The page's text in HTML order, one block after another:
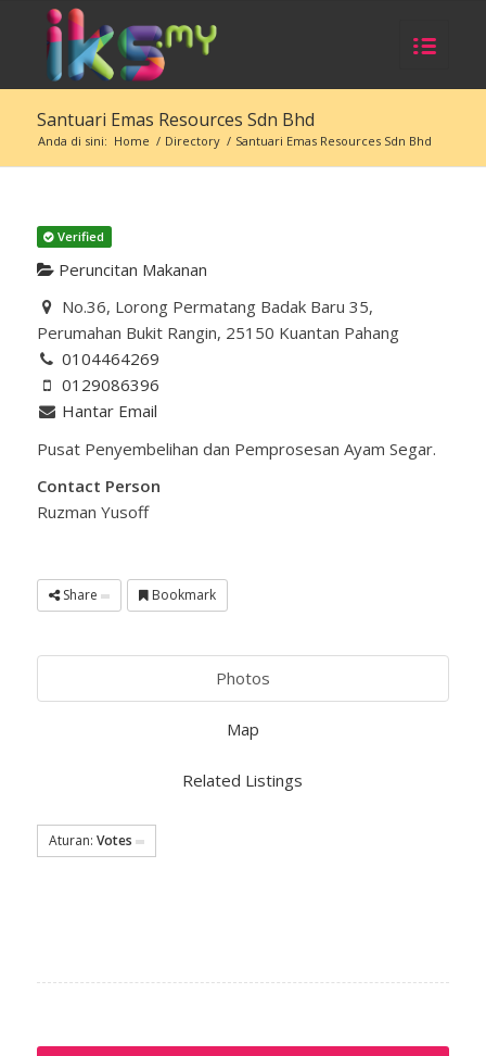
Santuari Emas Resources Sdn Bhd
Anda di sini: Home / Directory / Santuari Emas Resources Sdn Bhd
Verified
Peruncitan Makanan
No.36, Lorong Permatang Badak Baru 35,
Perumahan Bukit Rangin, 25150 Kuantan Pahang
0104464269
0129086396
Hantar Email
Pusat Penyembelihan dan Pemprosesan Ayam Segar.
Contact Person
Ruzman Yusoff
Share Bookmark
Photos
Map
Related Listings
Aturan: Votes